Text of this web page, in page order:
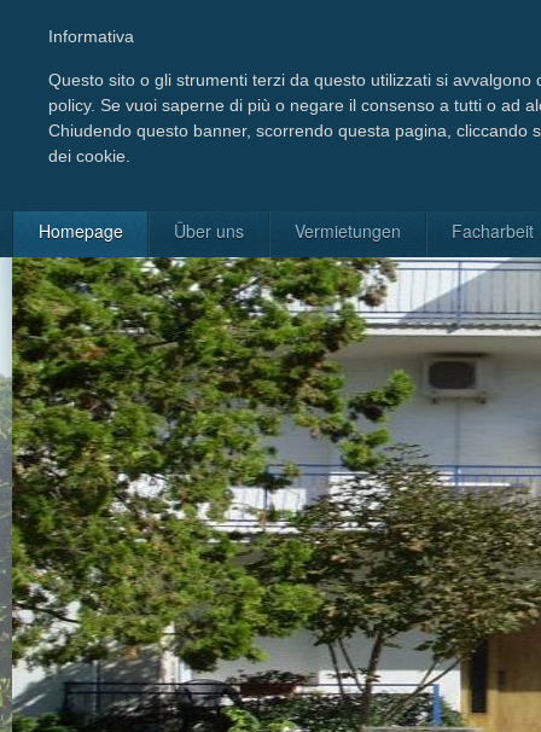
Homepage Über uns Vermietungen Facharbeit
Informativa
Questo sito o gli strumenti terzi da questo utilizzati si
policy. Se vuoi saperne di più o negare il consenso a tutti o ad
Chiudendo questo banner, scorrendo questa pagina, cliccando
dei cookie.